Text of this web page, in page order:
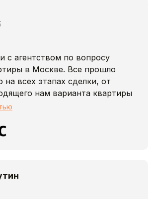
по объявлению, решала
чётко. Подписание договора
договор был составлен
довольна. Очень
агент и в целом приятный
с агентством по вопросу
в Москве. Все прошло
на всех этапах сделки, от
нам варианта квартиры
Договора купли- продажи.
спасибо!